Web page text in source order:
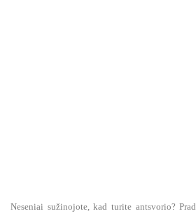
Neseniai sužinojote, kad turite antsvorio?